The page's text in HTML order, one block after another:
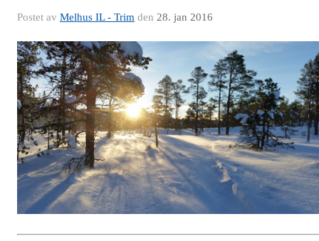
Postet av Melhus IL - Trim den 28. jan 2016